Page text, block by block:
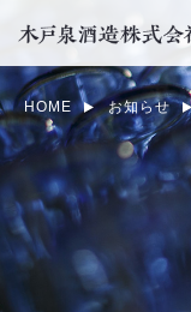
HOME お知らせ